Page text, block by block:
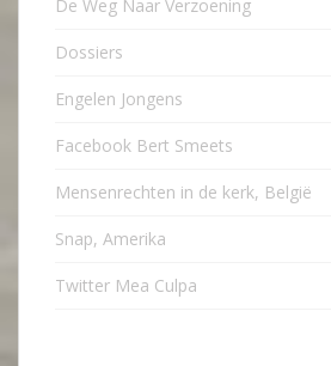
De Weg Naar Verzoening
Dossiers
Engelen Jongens
Facebook Bert Smeets
Mensenrechten in de kerk, België
Snap, Amerika
Twitter Mea Culpa